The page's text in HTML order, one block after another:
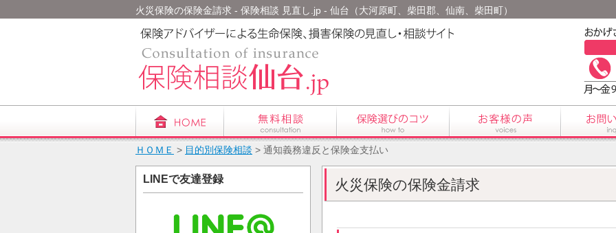
火災保険の保険金請求 - 保険相談 見直し.jp - 仙台（大河原町、柴田郡、仙南、柴田町）
ＨＯＭＥ > 目的別保険相談 > 通知義務違反と保険金支払い
火災保険の保険金請求
LINEで友達登録